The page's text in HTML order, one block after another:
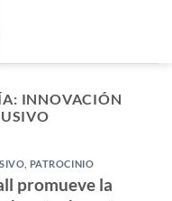
INNOVACIÓN
PATROCINIO
promueve la